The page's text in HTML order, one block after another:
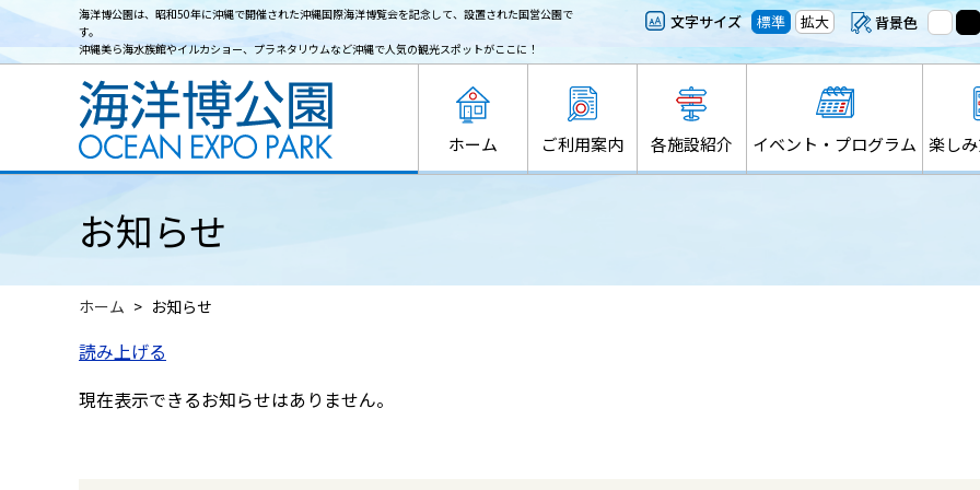
海洋博公園は、昭和50年に沖縄で開催された沖縄国際海洋博覧会を記念して、設置された国営公園で
す。
沖縄美ら海水族館やイルカショー、プラネタリウムなど沖縄で人気の観光スポットがここに！
文字サイズ 標準 拡大 背景色
ホーム ご利用案内 各施設紹介 イベント・プログラム 楽し
お知らせ
ホーム お知らせ
読み上げる
現在表示できるお知らせはありません。